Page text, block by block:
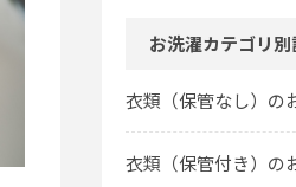
お洗濯カテゴリ
衣類（保管なし）の
衣類（保管付き）の